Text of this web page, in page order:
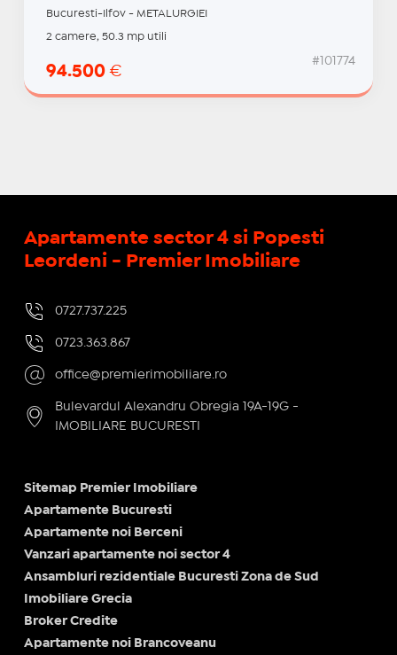
Bucuresti-Ilfov - METALURGIEI
2 camere, 50.3 mp utili
94.500 €
#101774
Apartamente sector 4 si Popesti
Leordeni - Premier Imobiliare
0727.737.225
0723.363.867
office@premierimobiliare.ro
Bulevardul Alexandru Obregia 19A-19G -
IMOBILIARE BUCURESTI
Sitemap Premier Imobiliare
Apartamente Bucuresti
Apartamente noi Berceni
Vanzari apartamente noi sector 4
Ansambluri rezidentiale Bucuresti Zona de Sud
Imobiliare Grecia
Broker Credite
Apartamente noi Brancoveanu